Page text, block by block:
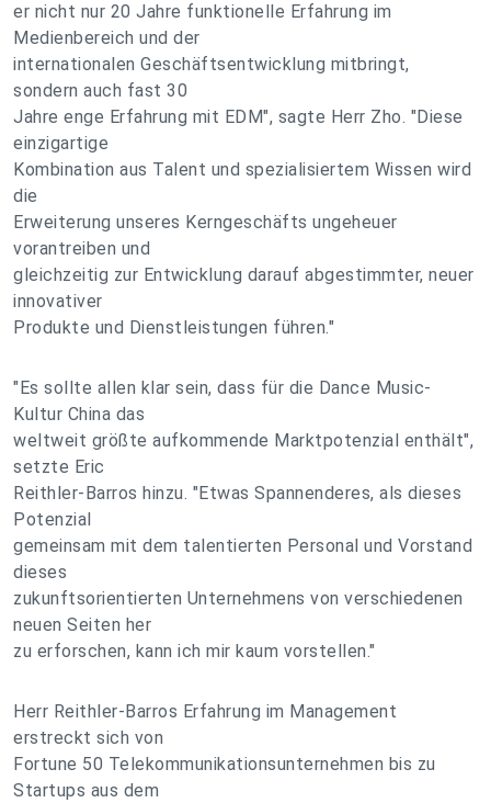
er nicht nur 20 Jahre funktionelle Erfahrung im
Medienbereich und der
internationalen Geschäftsentwicklung mitbringt,
sondern auch fast 30
Jahre enge Erfahrung mit EDM", sagte Herr Zho. "Diese
einzigartige
Kombination aus Talent und spezialisiertem Wissen wird
die
Erweiterung unseres Kerngeschäfts ungeheuer
vorantreiben und
gleichzeitig zur Entwicklung darauf abgestimmter, neuer
innovativer
Produkte und Dienstleistungen führen."
"Es sollte allen klar sein, dass für die Dance Music-
Kultur China das
weltweit größte aufkommende Marktpotenzial enthält",
setzte Eric
Reithler-Barros hinzu. "Etwas Spannenderes, als dieses
Potenzial
gemeinsam mit dem talentierten Personal und Vorstand
dieses
zukunftsorientierten Unternehmens von verschiedenen
neuen Seiten her
zu erforschen, kann ich mir kaum vorstellen."
Herr Reithler-Barros Erfahrung im Management
erstreckt sich von
Fortune 50 Telekommunikationsunternehmen bis zu
Startups aus dem